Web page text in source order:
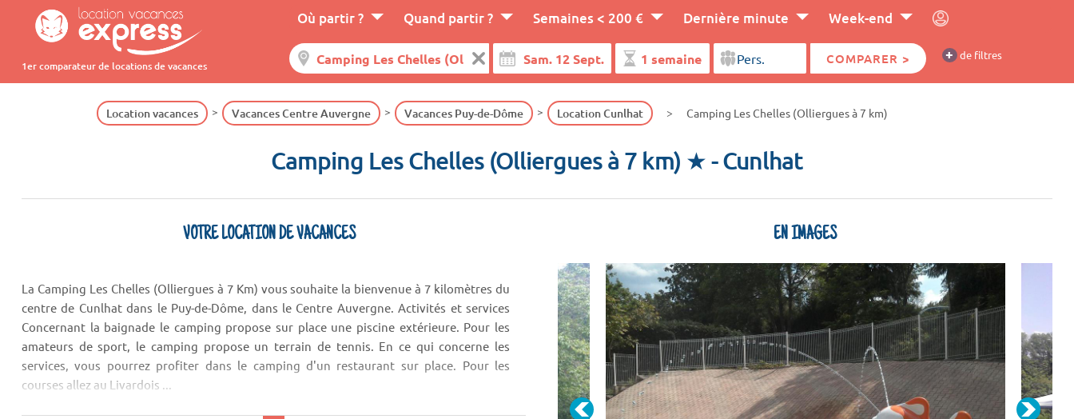
1er comparateur de locations de vacances
Où partir ? Quand partir ? Semaines < 200 € Dernière minute Week-end
COMPARER > + de filtres
Location vacances Vacances Centre Auvergne Vacances Puy-de-Dôme Location Cunlhat Camping Les Chelles (Olliergues à 7 km)
Camping Les Chelles (Olliergues à 7 km) ★- Cunlhat
VOTRE LOCATION DE VACANCES
La Camping Les Chelles (Olliergues à 7 Km) vous souhaite la bienvenue à 7 kilomètres du
centre de Cunlhat dans le Puy-de-Dôme, dans le Centre Auvergne. Activités et services
Concernant la baignade le camping propose sur place une piscine extérieure. Pour les
amateurs de sport, le camping propose un terrain de tennis. En ce qui concerne les
services, vous pourrez profiter dans le camping d'un restaurant sur place. Pour les
courses allez au Livardois ...
EN IMAGES